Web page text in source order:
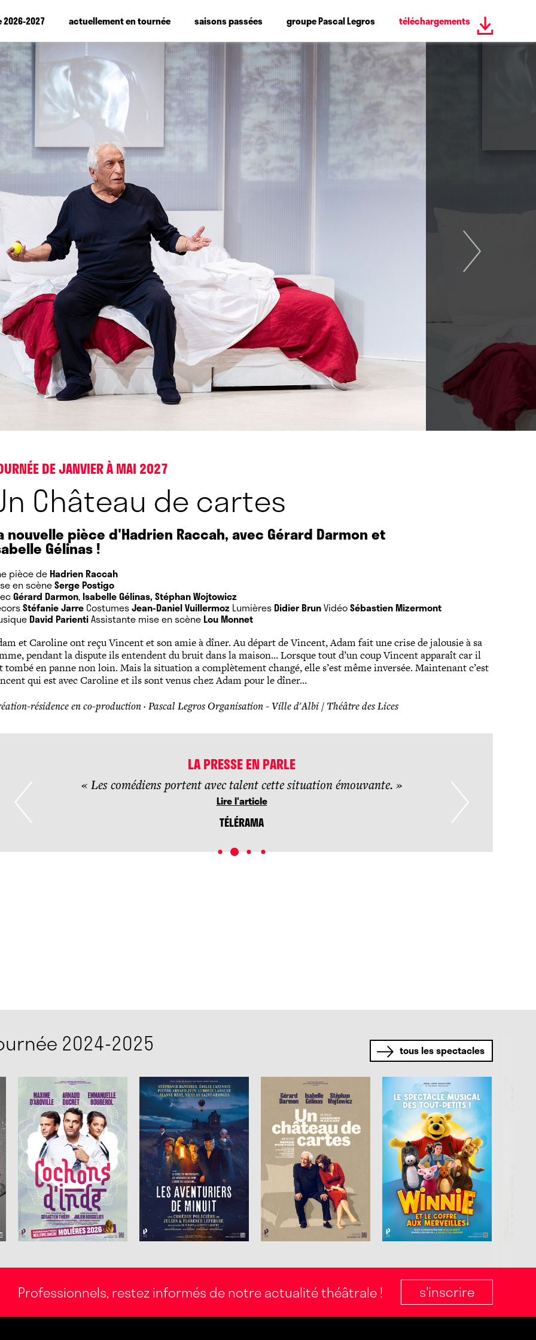
2027 actuellement en tournée saisons passées groupe Pascal Legros téléchargements
DE JANVIER À MAI 2027
Château de cartes
nouvelle pièce d'Hadrien Raccah, avec Gérard Darmon et
Gélinas !
pièce de Hadrien Raccah
en scèneSerge Postigo
Gérard Darmon, Isabelle Gélinas, Stéphan Wojtowicz
Stéfanie Jarre CostumesJean-Daniel Vuillermoz Lumières Didier BrunVidéoSébastien Mizermont
David ParientiAssistante mise en scène Lou Monnet
et Caroline ont reçu Vincent et son amie à dîner. Au départ de Vincent, Adam fait une crise de jalousie à sa
pendant la dispute ils entendent du bruit dans la maison… Lorsque tout d’un coup Vincent apparaît car il
tombé en panne non loin. Mais la situation a complètement changé, elle s’est même inversée. Maintenant c’est
qui est avec Caroline et ils sont venus chez Adam pour le dîner…
résidence en co-production · Pascal Legros Organisation - Ville d'Albi / Théâtre des Lices
LA PRESSE EN PARLE
« Les comédiens portent avec talent cette situation émouvante. »
Lire l'article
TÉLÉRAMA
2024-2025 tous les spectacles
Professionnels, restez informés de notre actualité théâtrale ! s'inscrire